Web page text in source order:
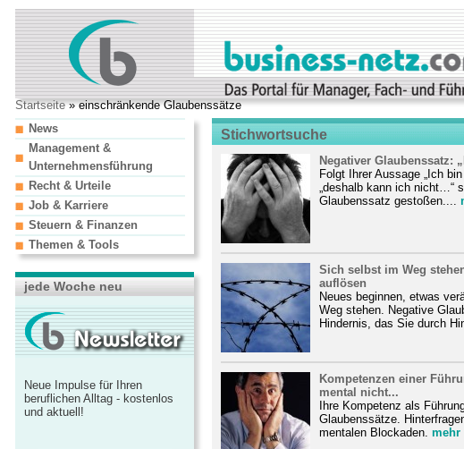
Startseite» einschränkende Glaubenssätze
Stichwortsuche
Negativer Glaubenssatz:
Folgt Ihrer Aussage „Ich
„deshalb kann ich nicht…“
Glaubenssatz gestoßen....
Sich selbst im Weg
auflösen
Neues beginnen, etwas
Weg stehen. Negative
Hindernis, das Sie durch
Kompetenzen einer
mental nicht...
Ihre Kompetenz als
Glaubenssätze.
mentalen Blockaden. mehr
News
Management &
Unternehmensführung
Recht & Urteile
Job & Karriere
Steuern & Finanzen
Themen & Tools
jede Woche neu
Neue Impulse für Ihren
beruflichen Alltag - kostenlos
und aktuell!